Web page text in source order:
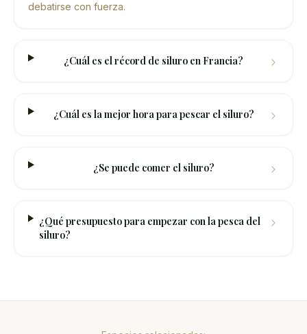
debatirse con fuerza.
¿Cuál es el récord de siluro en Francia?
¿Cuál es la mejor hora para pescar el siluro?
¿Se puede comer el siluro?
¿Qué presupuesto para empezar con la pesca del
siluro?